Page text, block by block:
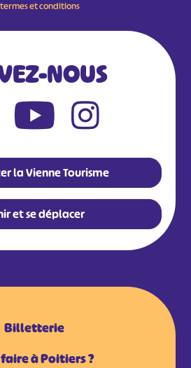
termes et conditions
NOUS
la Vienne Tourisme
et se déplacer
Billetterie
à Poitiers ?